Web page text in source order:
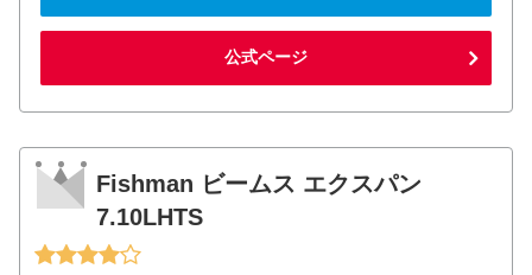
公式ページ
Fishman ビームス エクスパン
7.10LHTS